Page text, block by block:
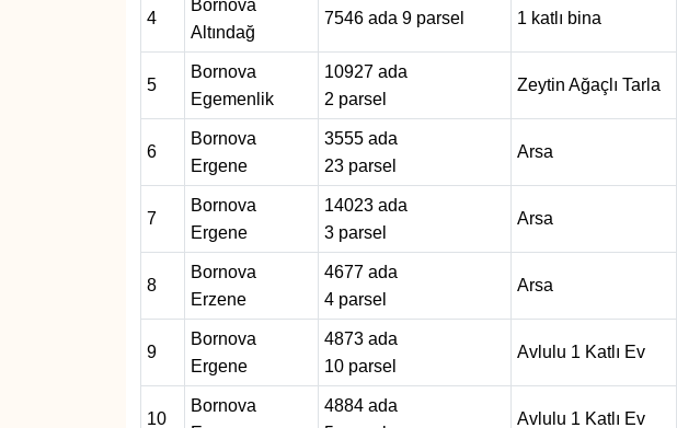
4
Bornova
Altındağ
7546 ada 9 parsel 1 katlı bina
5
Bornova
Egemenlik
10927 ada
2 parsel
Zeytin Ağaçlı Tarla
6
Bornova
Ergene
3555 ada
23 parsel
Arsa
7
Bornova
Ergene
14023 ada
3 parsel
Arsa
8
Bornova
Erzene
4677 ada
4 parsel
Arsa
9
Bornova
Ergene
4873 ada
10 parsel
Avlulu 1 Katlı Ev
10
Bornova
4884 ada
Avlulu 1 Katlı Ev